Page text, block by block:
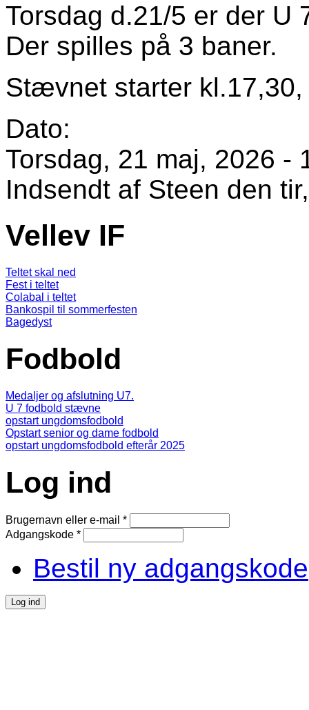
Torsdag d.21/5 er der
Der spilles på 3 baner.
Stævnet starter
Dato:
Torsdag, 21 maj, 2026 -
Indsendt af Steen den
Vellev IF
Teltet skal ned
Fest i teltet
Colabal i teltet
Bankospil til sommerfesten
Bagedyst
Fodbold
Medaljer og afslutning U7.
U 7 fodbold stævne
opstart ungdomsfodbold
Opstart senior og dame fodbold
opstart ungdomsfodbold efterår 2025
Log ind
Brugernavn eller e-mail *
Adgangskode *
Bestil ny adgangskode